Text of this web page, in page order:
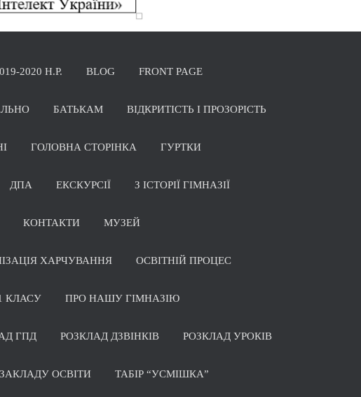
2020 Н.Р. BLOG FRONT PAGE
БАТЬКАМ ВІДКРИТІСТЬ І ПРОЗОРІСТЬ
ГОЛОВНА СТОРІНКА ГУРТКИ
ДПА ЕКСКУРСІЇ З ІСТОРІЇ ГІМНАЗІЇ
КОНТАКТИ МУЗЕЙ
ХАРЧУВАННЯ ОСВІТНІЙ ПРОЦЕС
КЛАСУ ПРО НАШУ ГІМНАЗІЮ
ГПД РОЗКЛАД ДЗВІНКІВ РОЗКЛАД УРОКІВ
ОСВІТИ ТАБІР “УСМІШКА”